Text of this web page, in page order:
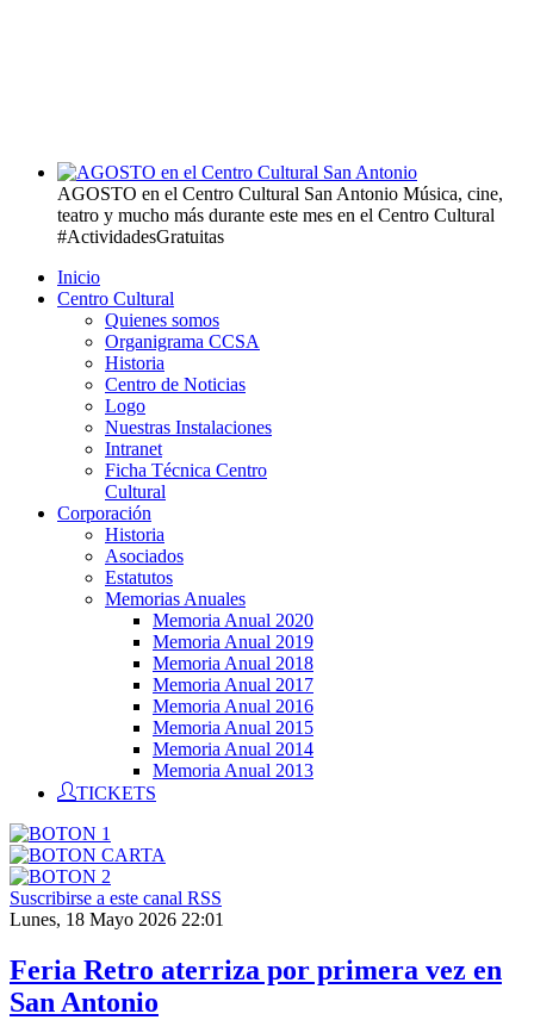
AGOSTO en el Centro Cultural San Antonio Música, cine,
teatro y mucho más durante este mes en el Centro Cultural
#ActividadesGratuitas
Inicio
Centro Cultural
Quienes somos
Organigrama CCSA
Historia
Centro de Noticias
Logo
Nuestras Instalaciones
Intranet
Ficha Técnica Centro
Cultural
Corporación
Historia
Asociados
Estatutos
Memorias Anuales
Memoria Anual 2020
Memoria Anual 2019
Memoria Anual 2018
Memoria Anual 2017
Memoria Anual 2016
Memoria Anual 2015
Memoria Anual 2014
Memoria Anual 2013
TICKETS
Suscribirse a este canal RSS
Lunes, 18 Mayo 2026 22:01
Feria Retro aterriza por primera vez en
San Antonio